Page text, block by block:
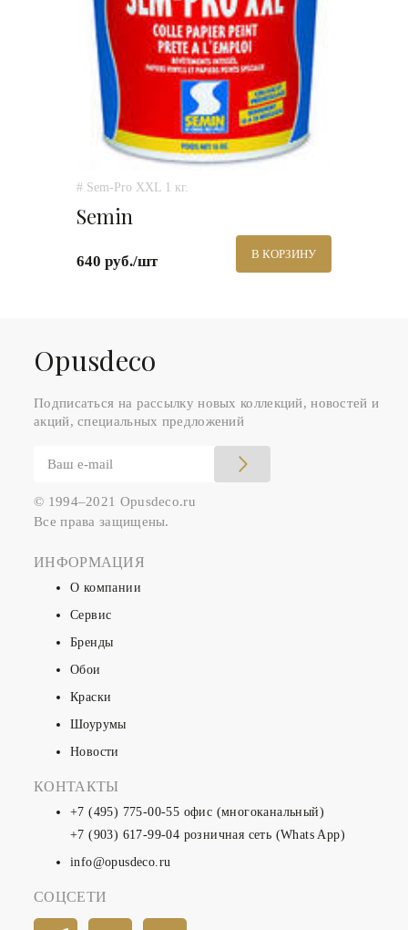
# Sem-Pro XXL 1 кг.
Semin
640 руб./шт В КОРЗИНУ
Оpusdeco
Подписаться на рассылку новых коллекций, новостей и
акций, специальных предложений
© 1994–2021 Opusdeco.ru
Все права защищены.
ИНФОРМАЦИЯ
О компании
Сервис
Бренды
Обои
Краски
Шоурумы
Новости
КОНТАКТЫ
+7 (495) 775-00-55 офис (многоканальный)
+7 (903) 617-99-04 розничная сеть (Whats App)
info@opusdeco.ru
СОЦСЕТИ